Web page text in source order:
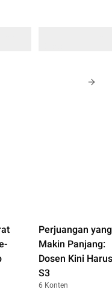
Perjuangan yang
Makin Panjang:
Dosen Kini Harus
S3
6 Konten